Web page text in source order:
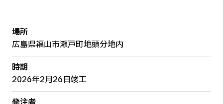
場所
広島県福山市瀬戸町地頭分地内
時期
2026年2月26日竣工